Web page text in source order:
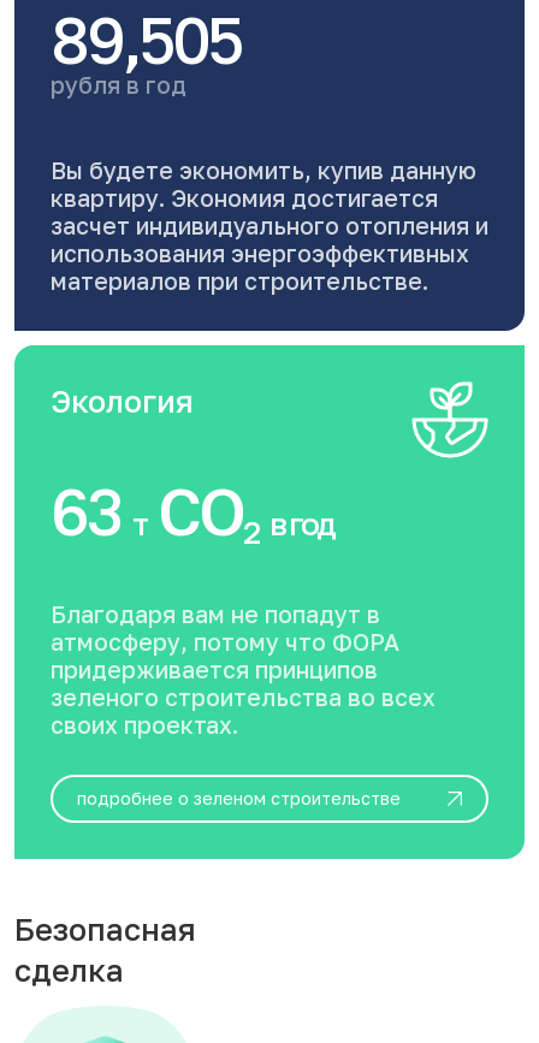
89,505
рубля в год
Вы будете экономить, купив данную
квартиру. Экономия достигается
засчет индивидуального отопления и
использования энергоэффективных
материалов при строительстве.
Экология
63 тCO2 в год
Благодаря вам не попадут в
атмосферу, потому что ФОРА
придерживается принципов
зеленого строительства во всех
своих проектах.
подробнее о зеленом строительстве
Безопасная
сделка